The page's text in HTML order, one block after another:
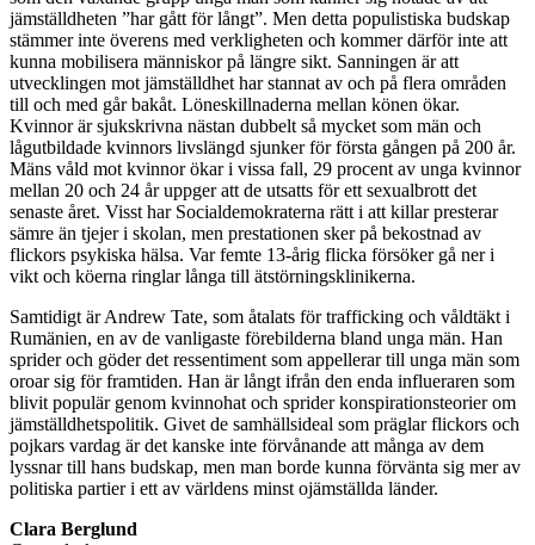
jämställdheten ”har gått för långt”. Men detta populistiska budskap
stämmer inte överens med verkligheten och kommer därför inte att
kunna mobilisera människor på längre sikt. Sanningen är att
utvecklingen mot jämställdhet har stannat av och på flera områden
till och med går bakåt. Löneskillnaderna mellan könen ökar.
Kvinnor är sjukskrivna nästan dubbelt så mycket som män och
lågutbildade kvinnors livslängd sjunker för första gången på 200 år.
Mäns våld mot kvinnor ökar i vissa fall, 29 procent av unga kvinnor
mellan 20 och 24 år uppger att de utsatts för ett sexualbrott det
senaste året. Visst har Socialdemokraterna rätt i att killar presterar
sämre än tjejer i skolan, men prestationen sker på bekostnad av
flickors psykiska hälsa. Var femte 13-årig flicka försöker gå ner i
vikt och köerna ringlar långa till ätstörningsklinikerna.
Samtidigt är Andrew Tate, som åtalats för trafficking och våldtäkt i
Rumänien, en av de vanligaste förebilderna bland unga män. Han
sprider och göder det ressentiment som appellerar till unga män som
oroar sig för framtiden. Han är långt ifrån den enda influeraren som
blivit populär genom kvinnohat och sprider konspirationsteorier om
jämställdhetspolitik. Givet de samhällsideal som präglar flickors och
pojkars vardag är det kanske inte förvånande att många av dem
lyssnar till hans budskap, men man borde kunna förvänta sig mer av
politiska partier i ett av världens minst ojämställda länder.
Clara Berglund